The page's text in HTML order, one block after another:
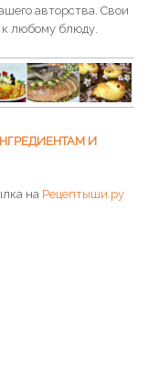
авторства. Свои
любому блюду.
И
на Рецептыши.ру